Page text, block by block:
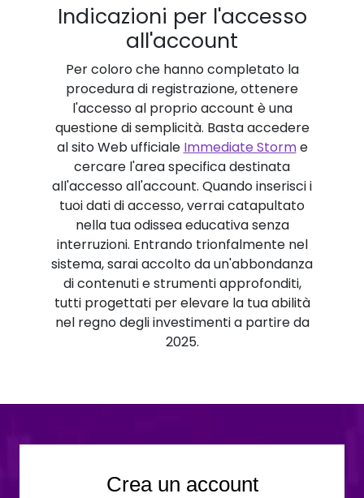
Indicazioni per l'accesso
all'account
Per coloro che hanno completato la
procedura di registrazione, ottenere
l'accesso al proprio account è una
questione di semplicità. Basta accedere
al sito Web ufficiale Immediate Storme
cercare l'area specifica destinata
all'accesso all'account. Quando inserisci i
tuoi dati di accesso, verrai catapultato
nella tua odissea educativa senza
interruzioni. Entrando trionfalmente nel
sistema, sarai accolto da un'abbondanza
di contenuti e strumenti approfonditi,
tutti progettati per elevare la tua abilità
nel regno degli investimenti a partire da
2025.